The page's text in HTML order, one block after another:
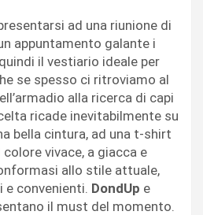
ad una riunione di
appuntamento galante i
il vestiario ideale per
se spesso ci ritroviamo al
alla ricerca di capi
ricade inevitabilmente su
bella cintura, ad una t-shirt
vivace, a giacca e
allo stile attuale,
e convenienti. DondUp e
il must del momento.